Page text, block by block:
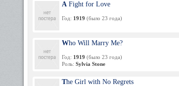
A Fight for Love
Год: 1919 (было 23 года)
Who Will Marry Me?
Год: 1919 (было 23 года)
Роль: Sylvia Stone
The Girl with No Regrets